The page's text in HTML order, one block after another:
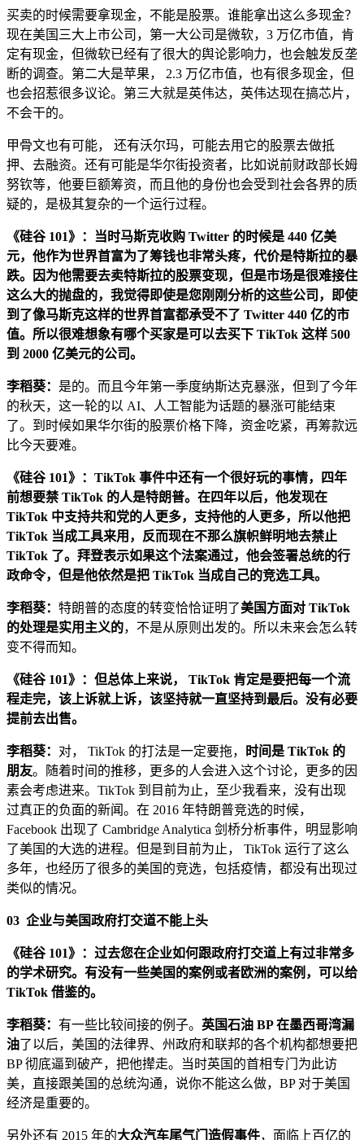
买卖的时候需要拿现金，不能是股票。谁能拿出这么多现金？
现在美国三大上市公司，第一大公司是微软，3 万亿市值，肯
定有现金，但微软已经有了很大的舆论影响力，也会触发反垄
断的调查。第二大是苹果， 2.3 万亿市值，也有很多现金，但
也会招惹很多议论。第三大就是英伟达，英伟达现在搞芯片，
不会干的。
甲骨文也有可能， 还有沃尔玛，可能去用它的股票去做抵
押、去融资。还有可能是华尔街投资者，比如说前财政部长姆
努钦等，他要巨额筹资，而且他的身份也会受到社会各界的质
疑的，是极其复杂的一个运行过程。
《硅谷 101》：当时马斯克收购 Twitter 的时候是 440 亿美
元，他作为世界首富为了筹钱也非常头疼，代价是特斯拉的暴
跌。因为他需要去卖特斯拉的股票变现，但是市场是很难接住
这么大的抛盘的，我觉得即使是您刚刚分析的这些公司，即使
到了像马斯克这样的世界首富都承受不了 Twitter 440 亿的市
值。所以很难想象有哪个买家是可以去买下 TikTok 这样 500
到 2000 亿美元的公司。
李稻葵： 是的。而且今年第一季度纳斯达克暴涨，但到了今年
的秋天，这一轮的以 AI、人工智能为话题的暴涨可能结束
了。到时候如果华尔街的股票价格下降，资金吃紧，再筹款远
比今天要难。
《硅谷 101》：TikTok 事件中还有一个很好玩的事情，四年
前想要禁 TikTok 的人是特朗普。在四年以后，他发现在
TikTok 中支持共和党的人更多，支持他的人更多，所以他把
TikTok 当成工具来用，反而现在不那么旗帜鲜明地去禁止
TikTok 了。拜登表示如果这个法案通过，他会签署总统的行
政命令，但是他依然是把 TikTok 当成自己的竞选工具。
李稻葵： 特朗普的态度的转变恰恰证明了美国方面对 TikTok
的处理是实用主义的，不是从原则出发的。所以未来会怎么转
变不得而知。
《硅谷 101》：但总体上来说， TikTok 肯定是要把每一个流
程走完，该上诉就上诉，该坚持就一直坚持到最后。没有必要
提前去出售。
李稻葵： 对， TikTok 的打法是一定要拖，
时间是 TikTok 的
朋友。随着时间的推移，更多的人会进入这个讨论，更多的因
素会考虑进来。TikTok 到目前为止，至少我看来，没有出现
过真正的负面的新闻。在 2016 年特朗普竞选的时候，
Facebook 出现了 Cambridge Analytica 剑桥分析事件，明显影响
了美国的大选的进程。但是到目前为止， TikTok 运行了这么
多年，也经历了很多的美国的竞选，包括疫情，都没有出现过
类似的情况。
03 企业与美国政府打交道不能上头
《硅谷 101》：过去您在企业如何跟政府打交道上有过非常多
的学术研究。有没有一些美国的案例或者欧洲的案例，可以给
TikTok 借鉴的。
李稻葵： 有一些比较间接的例子。 英国石油 BP 在墨西哥湾漏
油了以后，美国的法律界、州政府和联邦的各个机构都想要把
BP 彻底逼到破产，把他撵走。当时英国的首相专门为此访
美，直接跟美国的总统沟通，说你不能这么做，BP 对于美国
经济是重要的。
另外还有 2015 年的大众汽车尾气门造假事件，面临上百亿的